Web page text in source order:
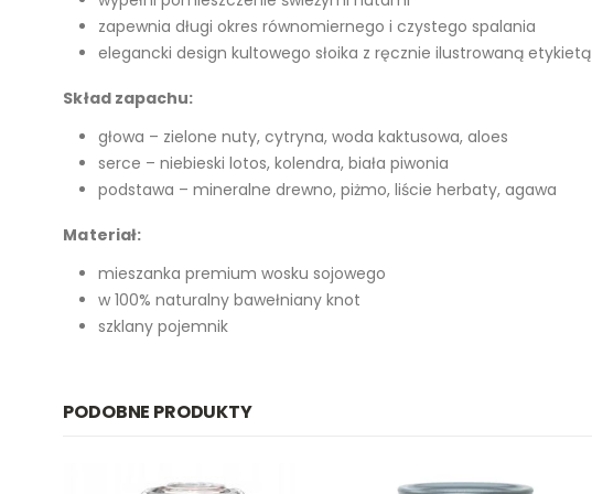
zapewnia długi okres równomiernego i czystego spalania
elegancki design kultowego słoika z ręcznie ilustrowaną etykietą
Skład zapachu:
głowa – zielone nuty, cytryna, woda kaktusowa, aloes
serce – niebieski lotos, kolendra, biała piwonia
podstawa – mineralne drewno, piżmo, liście herbaty, agawa
Materiał:
mieszanka premium wosku sojowego
w 100% naturalny bawełniany knot
szklany pojemnik
PODOBNE PRODUKTY